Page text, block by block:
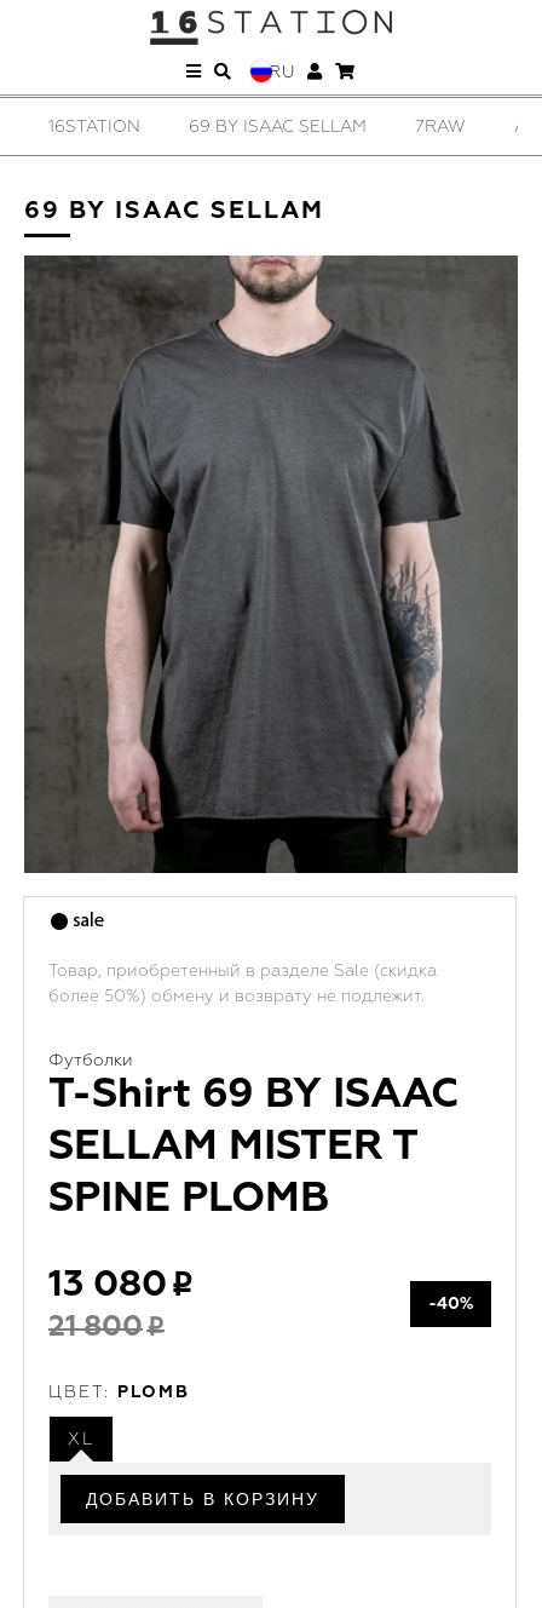
RU
16STATION 69 BY ISAAC SELLAM 7RAW
69 BY ISAAC SELLAM
Товар, приобретенный в разделе Sale (скидка
более 50%) обмену и возврату не подлежит.
Футболки
T-Shirt 69 BY ISAAC
SELLAM MISTER T
SPINE PLOMB
13 080
21 800
-40%
ЦВЕТ: PLOMB
XL